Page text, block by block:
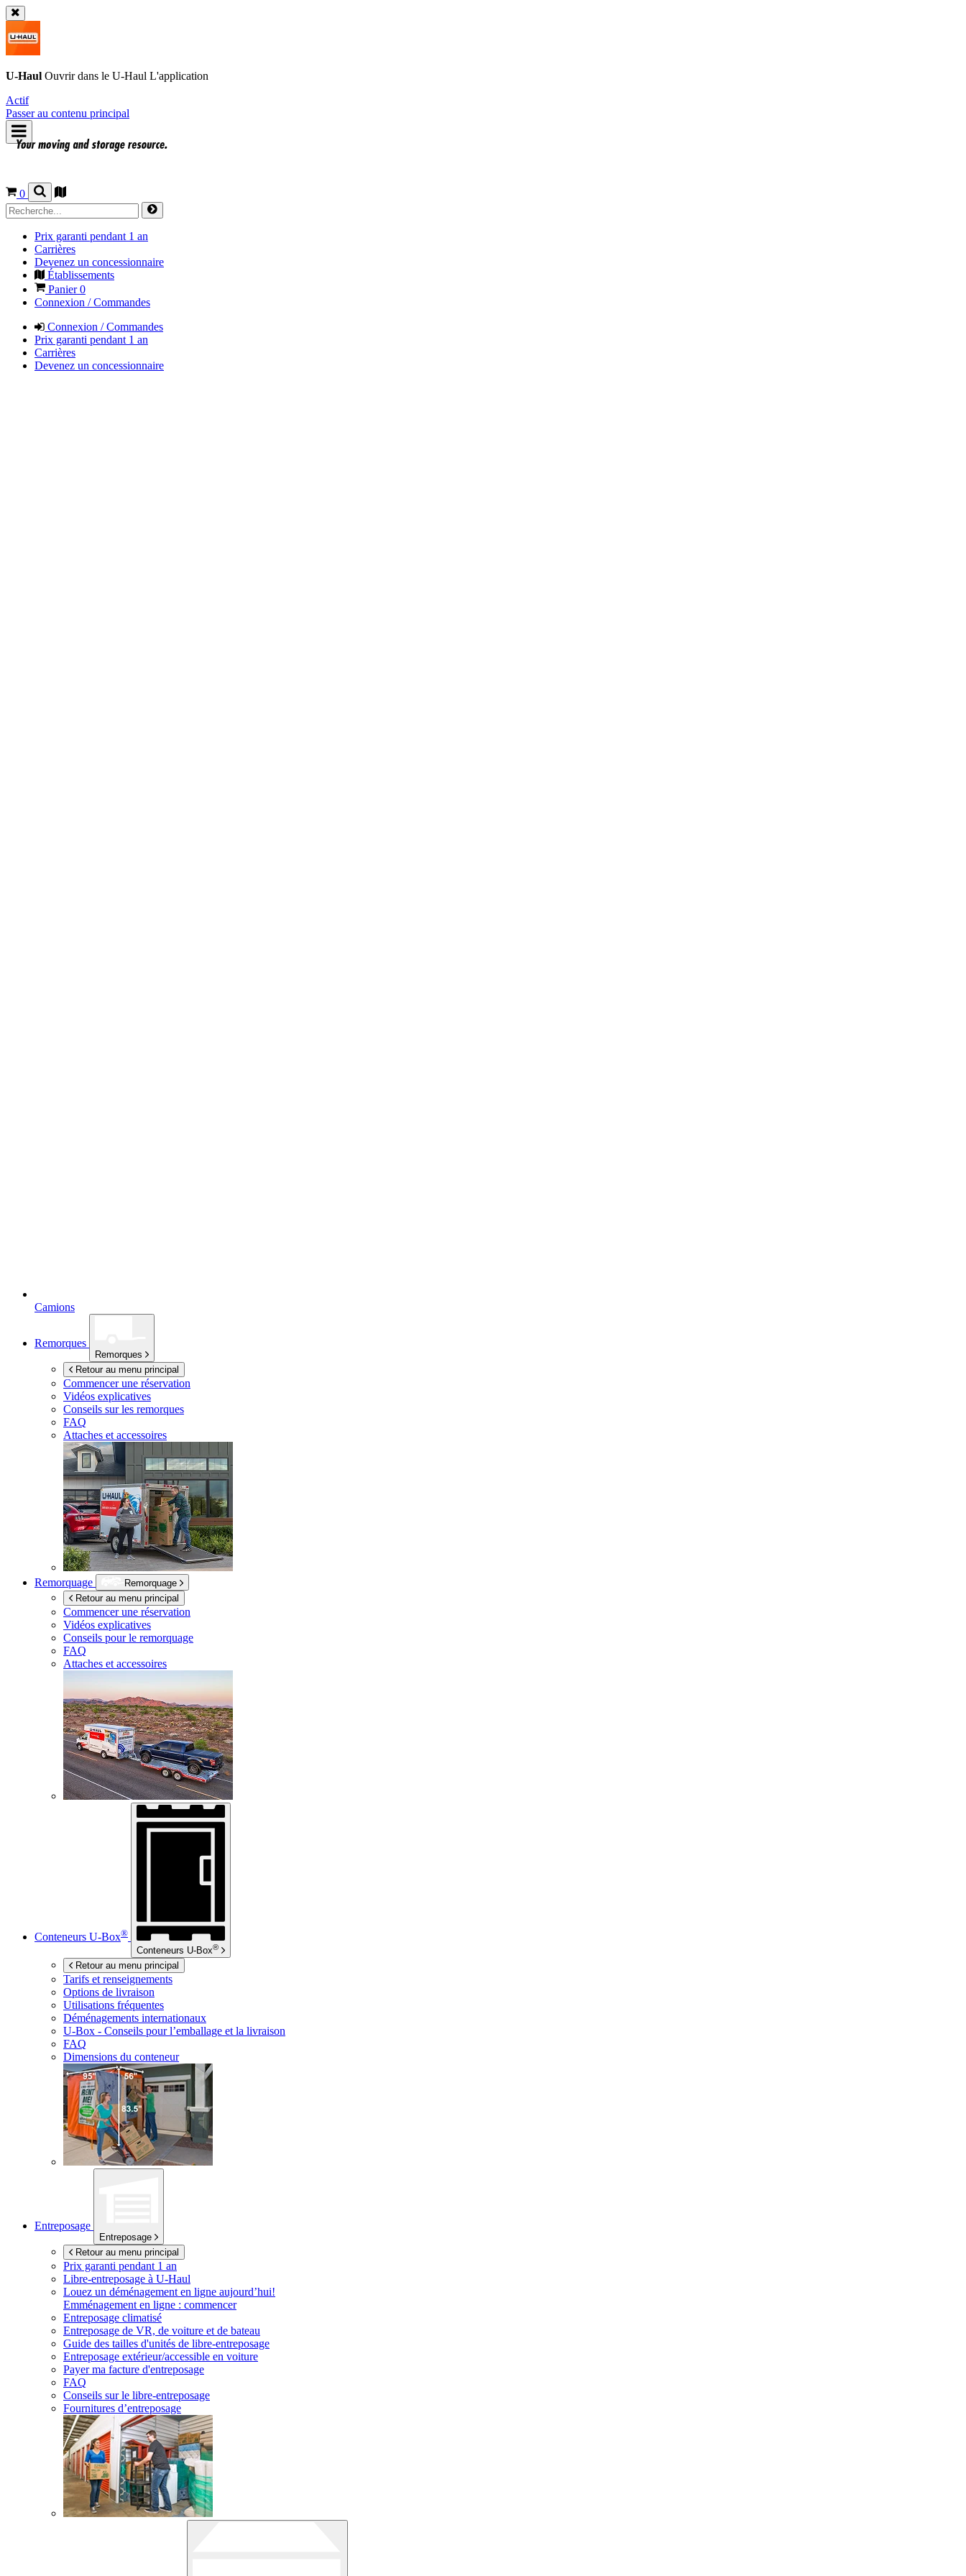
U-Haul Ouvrir dans le U-Haul L'application
Actif
Passer au contenu principal
0
Prix garanti pendant 1 an
Carrières
Devenez un concessionnaire
Établissements
Panier0
Connexion / Commandes
Connexion / Commandes
Prix garanti pendant 1 an
Carrières
Devenez un concessionnaire
Camions
Remorques
Remorques
Retour au menu principal
Commencer une réservation
Vidéos explicatives
Conseils sur les remorques
FAQ
Attaches et accessoires
Remorquage
Remorquage
Retour au menu principal
Commencer une réservation
Vidéos explicatives
Conseils pour le remorquage
FAQ
Attaches et accessoires
Conteneurs U-Box®
Conteneurs U-Box®
Retour au menu principal
Tarifs et renseignements
Options de livraison
Utilisations fréquentes
Déménagements internationaux
U-Box - Conseils pour l’emballage et la livraison
FAQ
Dimensions du conteneur
Entreposage
Entreposage
Retour au menu principal
Prix garanti pendant 1 an
Libre-entreposage à U-Haul
Louez un déménagement en ligne aujourd’hui!
Emménagement en ligne : commencer
Entreposage climatisé
Entreposage de VR, de voiture et de bateau
Guide des tailles d'unités de libre-entreposage
Entreposage extérieur/accessible en voiture
Payer ma facture d'entreposage
FAQ
Conseils sur le libre-entreposage
Fournitures d’entreposage